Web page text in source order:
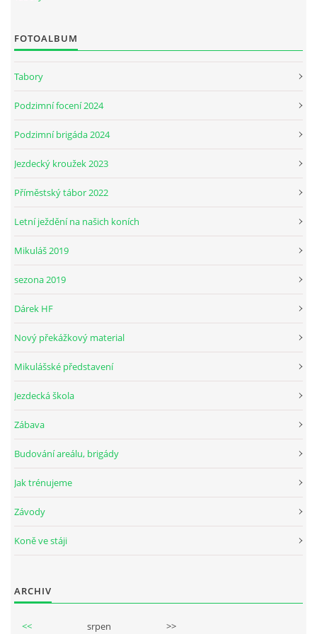
JARNÍ BRIGÁDA SE ODKLÁDÁ.
PÁTEČNÍ KROUŽEK " ŠKOLA JEZDECTVÍ " BUDE ZAHÁJEN
ČLENOVÉ JK CABALLERO Z RYCHVALDU
PODZIMNÍ BRIGÁDA 4.10.2025
FOTOALBUM
Tabory
Podzimní focení 2024
Podzimní brigáda 2024
Jezdecký kroužek 2023
Příměstský tábor 2022
Letní ježdění na našich koních
Mikuláš 2019
sezona 2019
Dárek HF
Nový překážkový material
Mikulášské představení
Jezdecká škola
Zábava
Budování areálu, brigády
Jak trénujeme
Závody
Koně ve stáji
ARCHIV
<< srpen >>